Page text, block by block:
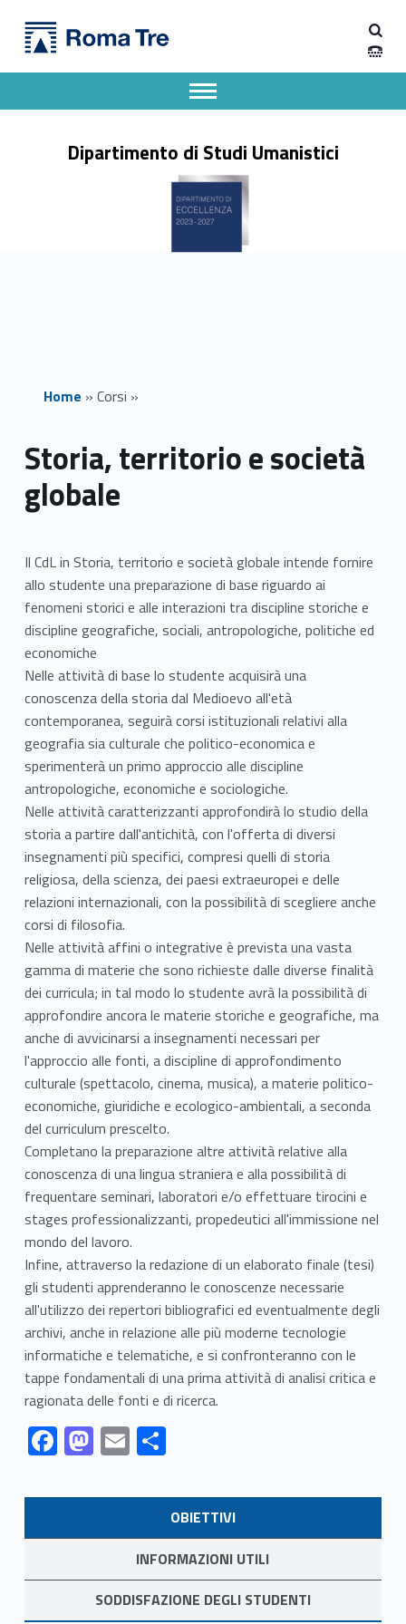
Storia, territorio e società globale - Dipartimento di Studi Umanistici
Dipartimento di Studi Umanistici
Apri il menu secondario
Header info sidebar
Home » Corsi »
Storia, territorio e società
globale
Il CdL in Storia, territorio e società globale intende fornire
allo studente una preparazione di base riguardo ai
fenomeni storici e alle interazioni tra discipline storiche e
discipline geografiche, sociali, antropologiche, politiche ed
economiche
Nelle attività di base lo studente acquisirà una
conoscenza della storia dal Medioevo all'età
contemporanea, seguirà corsi istituzionali relativi alla
geografia sia culturale che politico-economica e
sperimenterà un primo approccio alle discipline
antropologiche, economiche e sociologiche.
Nelle attività caratterizzanti approfondirà lo studio della
storia a partire dall'antichità, con l'offerta di diversi
insegnamenti più specifici, compresi quelli di storia
religiosa, della scienza, dei paesi extraeuropei e delle
relazioni internazionali, con la possibilità di scegliere anche
corsi di filosofia.
Nelle attività affini o integrative è prevista una vasta
gamma di materie che sono richieste dalle diverse finalità
dei curricula; in tal modo lo studente avrà la possibilità di
approfondire ancora le materie storiche e geografiche, ma
anche di avvicinarsi a insegnamenti necessari per
l'approccio alle fonti, a discipline di approfondimento
culturale (spettacolo, cinema, musica), a materie politico-
economiche, giuridiche e ecologico-ambientali, a seconda
del curriculum prescelto.
Completano la preparazione altre attività relative alla
conoscenza di una lingua straniera e alla possibilità di
frequentare seminari, laboratori e/o effettuare tirocini e
stages professionalizzanti, propedeutici all'immissione nel
mondo del lavoro.
Infine, attraverso la redazione di un elaborato finale (tesi)
gli studenti apprenderanno le conoscenze necessarie
all'utilizzo dei repertori bibliografici ed eventualmente degli
archivi, anche in relazione alle più moderne tecnologie
informatiche e telematiche, e si confronteranno con le
tappe fondamentali di una prima attività di analisi critica e
ragionata delle fonti e di ricerca.
Link identifier #identifier__58351-1
F
ac
e
b
o
k
Link identifier #identifier__51212-2 M
as
to
d
n
Link identifier #identifier__61908-3 E
m
ai
l
Link identifier #identifier__122200-4 C
n
di
vi
di
LINK IDENTIFIER #IDENTIFIER__197853-1
OBIETTIVI
LINK IDENTIFIER #IDENTIFIER__161568-2
INFORMAZIONI UTILI
LINK IDENTIFIER #IDENTIFIER__159268-3
SODDISFAZIONE DEGLI STUDENTI